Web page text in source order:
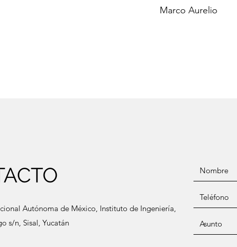
Marco Aurelio
Autónoma de México, Instituto de Ingeniería,
s/n, Sisal, Yucatán